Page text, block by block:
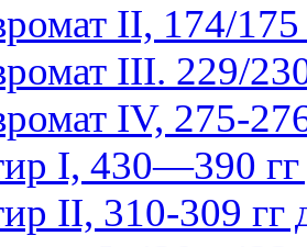
II, 174/175
III. 229/
IV, 275-
I, 430—390 гг
II, 310-309 гг